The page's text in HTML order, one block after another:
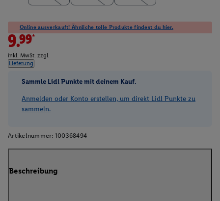
Online ausverkauft! Ähnliche tolle Produkte findest du hier.
9.99*
inkl. MwSt. zzgl.
Lieferung
Sammle Lidl Punkte mit deinem Kauf.
Anmelden oder Konto erstellen, um direkt Lidl Punkte zu
sammeln.
Artikelnummer: 100368494
Beschreibung